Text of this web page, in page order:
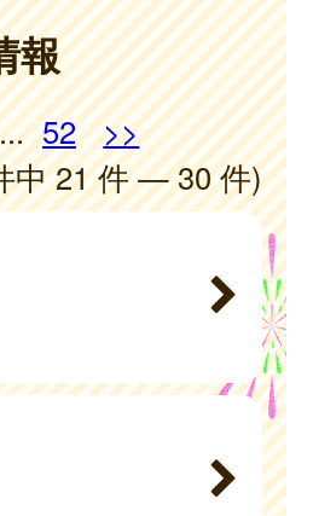
報
... 52
>>
中 21 件 — 30 件)